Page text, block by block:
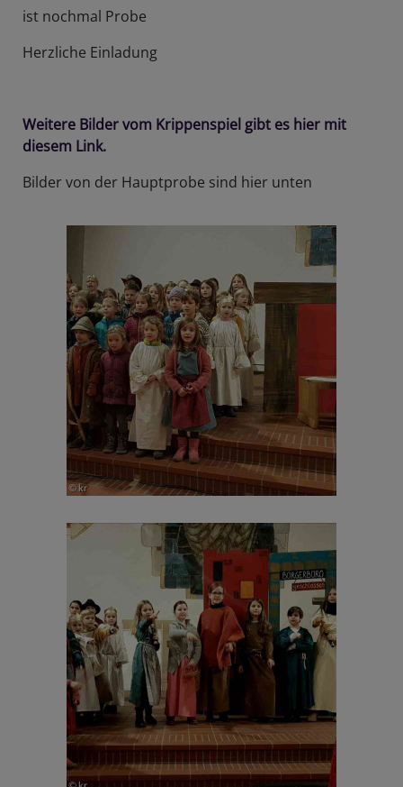
ist nochmal Probe
Herzliche Einladung
Weitere Bilder vom Krippenspiel gibt es hier mit
diesem Link.
Bilder von der Hauptprobe sind hier unten